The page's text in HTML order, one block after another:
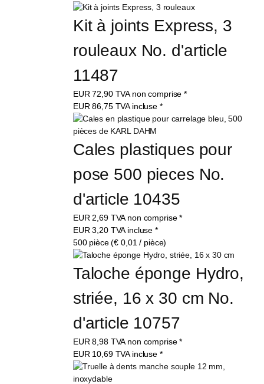
Kit à joints Express, 3
rouleaux No. d'article
11487
EUR72,90 TVA non comprise *
EUR86,75 TVA incluse *
Cales plastiques pour
pose 500 pieces No.
d'article 10435
EUR 2,69 TVA non comprise *
EUR3,20 TVA incluse *
500 pièce (€ 0,01 / pièce)
Taloche éponge Hydro,
striée, 16 x 30 cm No.
d'article 10757
EUR8,98 TVA non comprise *
EUR 10,69 TVA incluse *